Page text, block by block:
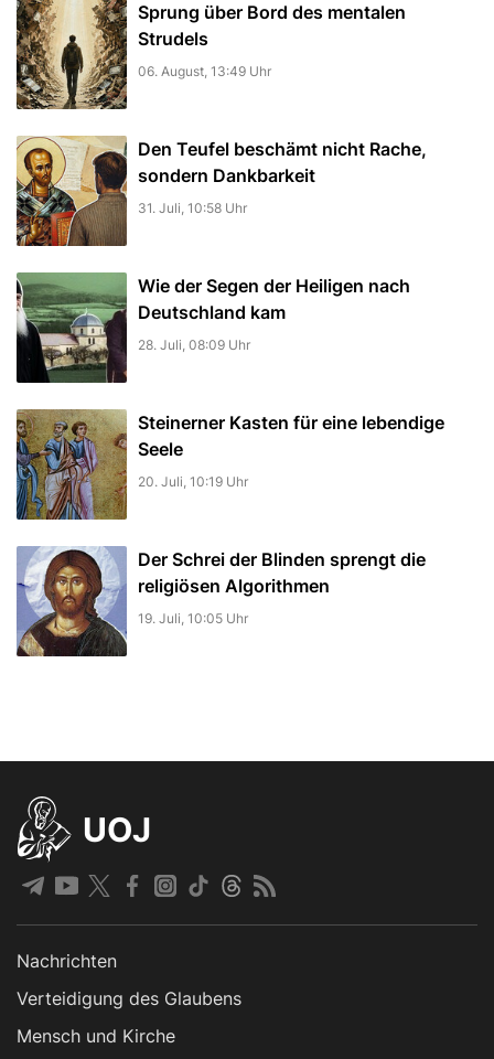
Sprung über Bord des mentalen
Strudels
06. August, 13:49 Uhr
Den Teufel beschämt nicht Rache,
sondern Dankbarkeit
31. Juli, 10:58 Uhr
Wie der Segen der Heiligen nach
Deutschland kam
28. Juli, 08:09 Uhr
Steinerner Kasten für eine lebendige
Seele
20. Juli, 10:19 Uhr
Der Schrei der Blinden sprengt die
religiösen Algorithmen
19. Juli, 10:05 Uhr
UOJ
Nachrichten
Verteidigung des Glaubens
Mensch und Kirche